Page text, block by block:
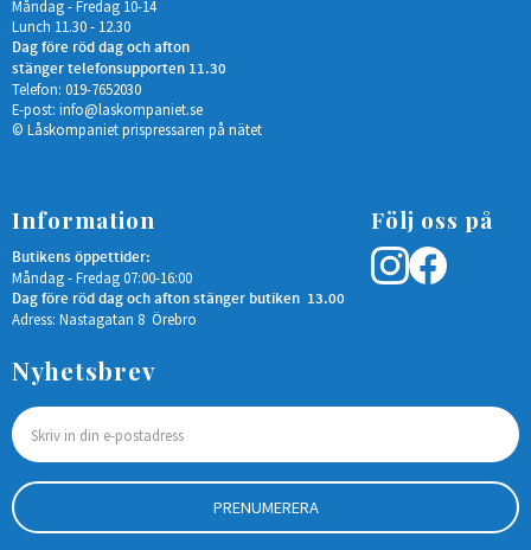
Måndag - Fredag 10-14
Lunch 11.30 - 12.30
Dag före röd dag och afton
stänger telefonsupporten 11.30
Telefon: 019-7652030
E-post: info@laskompaniet.se
© Låskompaniet prispressaren på nätet
Information
Butikens öppettider:
Måndag - Fredag 07:00-16:00
Dag före röd dag och afton stänger butiken 13.00
Adress: Nastagatan 8 Örebro
Följ oss på
Nyhetsbrev
PRENUMERERA